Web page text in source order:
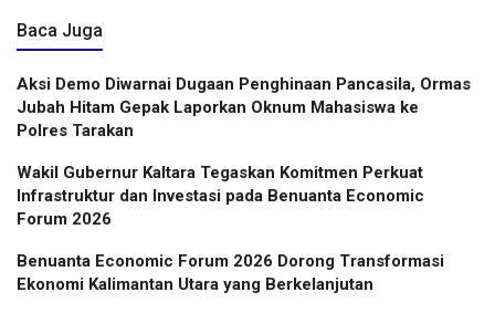
Baca Juga
Aksi Demo Diwarnai Dugaan Penghinaan Pancasila, Ormas
Jubah Hitam Gepak Laporkan Oknum Mahasiswa ke
Polres Tarakan
Wakil Gubernur Kaltara Tegaskan Komitmen Perkuat
Infrastruktur dan Investasi pada Benuanta Economic
Forum 2026
Benuanta Economic Forum 2026 Dorong Transformasi
Ekonomi Kalimantan Utara yang Berkelanjutan